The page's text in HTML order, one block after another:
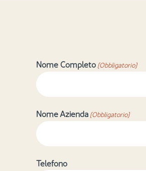
Nome Completo(Obbligatorio)
Nome Azienda(Obbligatorio)
Telefono